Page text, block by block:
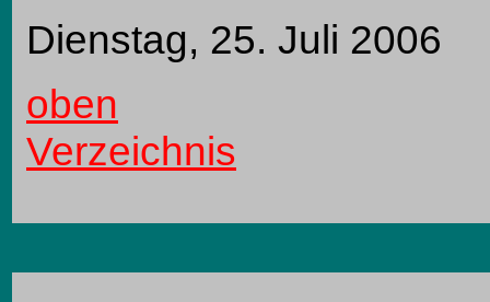
Dienstag, 25. Juli 2006
oben
Verzeichnis